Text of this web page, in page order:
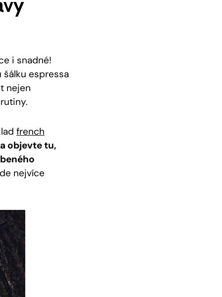
i snadné!
šálku espressa​
nejen
french
objevte tu,
nejvíce